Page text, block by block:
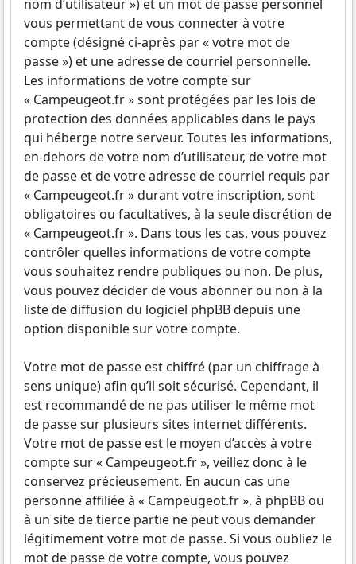
nom d’utilisateur ») et un mot de passe personnel
vous permettant de vous connecter à votre
compte (désigné ci-après par « votre mot de
passe ») et une adresse de courriel personnelle.
Les informations de votre compte sur
« Campeugeot.fr » sont protégées par les lois de
protection des données applicables dans le pays
qui héberge notre serveur. Toutes les informations,
en-dehors de votre nom d’utilisateur, de votre mot
de passe et de votre adresse de courriel requis par
« Campeugeot.fr » durant votre inscription, sont
obligatoires ou facultatives, à la seule discrétion de
« Campeugeot.fr ». Dans tous les cas, vous pouvez
contrôler quelles informations de votre compte
vous souhaitez rendre publiques ou non. De plus,
vous pouvez décider de vous abonner ou non à la
liste de diffusion du logiciel phpBB depuis une
option disponible sur votre compte.
Votre mot de passe est chiffré (par un chiffrage à
sens unique) afin qu’il soit sécurisé. Cependant, il
est recommandé de ne pas utiliser le même mot
de passe sur plusieurs sites internet différents.
Votre mot de passe est le moyen d’accès à votre
compte sur « Campeugeot.fr », veillez donc à le
conservez précieusement. En aucun cas une
personne affiliée à « Campeugeot.fr », à phpBB ou
à un site de tierce partie ne peut vous demander
légitimement votre mot de passe. Si vous oubliez le
mot de passe de votre compte, vous pouvez